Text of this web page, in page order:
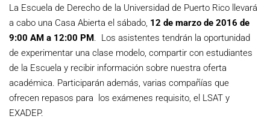
La Escuela de Derecho de la Universidad de Puerto Rico llevará
a cabo una Casa Abierta el sábado, 12 de marzo de 2016 de
9:00 AM a 12:00 PM. Los asistentes tendrán la oportunidad
de experimentar una clase modelo, compartir con estudiantes
de la Escuela y recibir información sobre nuestra oferta
académica. Participarán además, varias compañías que
ofrecen repasos para los exámenes requisito, el LSAT y
EXADEP.